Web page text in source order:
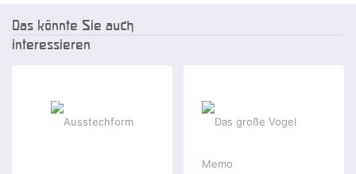
Das könnte Sie auch
interessieren
-10 %